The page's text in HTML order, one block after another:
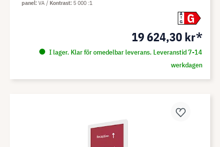
A
G
G
19 624,30 kr*
I lager. Klar för omedelbar leverans. Leveranstid 7-14
werkdagen
panel VA Kontrast 5 000 :1